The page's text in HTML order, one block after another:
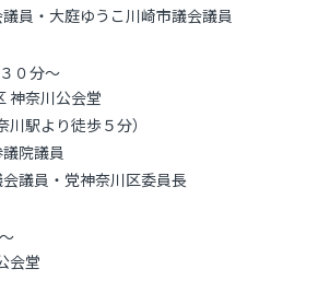
員・大庭ゆうこ川崎市議会議員
０分～
神奈川公会堂
川駅より徒歩５分）
院議員
議員・党神奈川区委員長
会堂